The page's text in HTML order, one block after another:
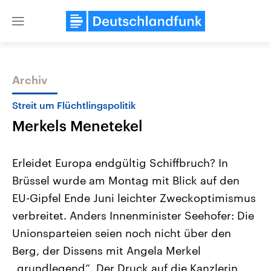
Close
Themen
Landtagswahl Sachsen-Anhalt
2026
Alle Informationen
Sachsen-Anhalt wählt am 6.
September 2026 einen neuen
Landtag. Seit 2021 wird das
Bundesland von einer Koalition aus
USA
Aktuelle Beiträge,
Hintergründe
Wirtschaftlich und
gehören die Vereinigten
mit großem Einfluss auf
Archiv
Streit um Flüchtlingspolitik
Merkels Menetekel
Erleidet Europa endgültig Schiffbruch? In
Brüssel wurde am Montag mit Blick auf den
EU-Gipfel Ende Juni leichter Zweckoptimismus
verbreitet. Anders Innenminister Seehofer: Die
Unionsparteien seien noch nicht über den
Berg, der Dissens mit Angela Merkel
„grundlegend“. Der Druck auf die Kanzlerin